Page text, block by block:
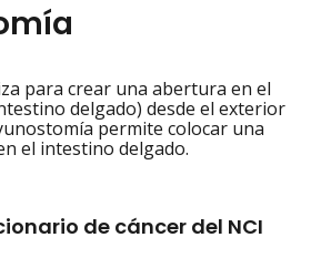
para crear una abertura en el
delgado) desde el exterior
permite colocar una
el intestino delgado.
de cáncer del NCI